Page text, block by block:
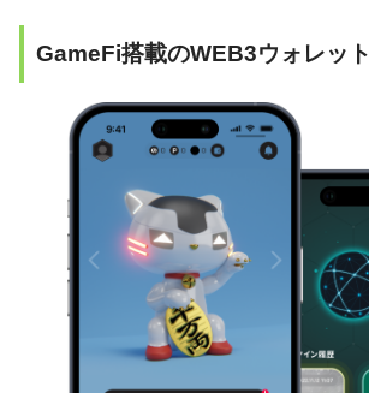
GameFi搭載のWEB3ウォレット